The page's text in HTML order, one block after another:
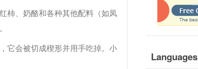
柿、奶酪和各种其他配料（如凤
它会被切成楔形并用手吃掉。小
Languages